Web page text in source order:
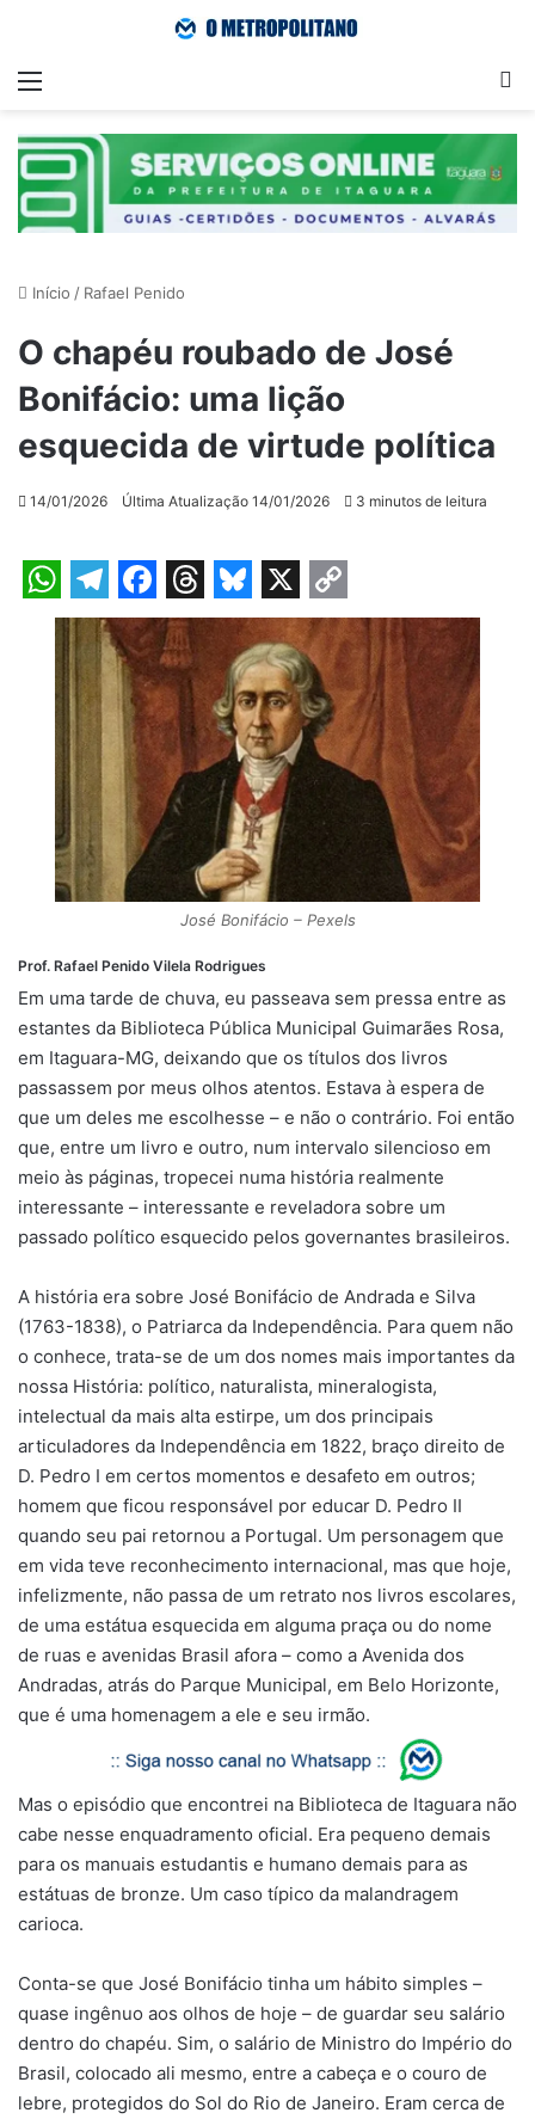
Menu
Início / Rafael Penido
O chapéu roubado de José
Bonifácio: uma lição
esquecida de virtude política
14/01/2026 Última Atualização 14/01/2026 3 minutos de leitura
W T
e
l
e
g
r
a
m
F
a
c
e
b
o
o
k
T
h
r
e
a
d
s
B
l
u
e
s
k
y
X C
o
p
y
L
n
José Bonifácio – Pexels
Prof. Rafael Penido Vilela Rodrigues
Em uma tarde de chuva, eu passeava sem pressa entre as
estantes da Biblioteca Pública Municipal Guimarães Rosa,
em Itaguara-MG, deixando que os títulos dos livros
passassem por meus olhos atentos. Estava à espera de
que um deles me escolhesse – e não o contrário. Foi então
que, entre um livro e outro, num intervalo silencioso em
meio às páginas, tropecei numa história realmente
interessante – interessante e reveladora sobre um
passado político esquecido pelos governantes brasileiros.
A história era sobre José Bonifácio de Andrada e Silva
(1763-1838), o Patriarca da Independência. Para quem não
o conhece, trata-se de um dos nomes mais importantes da
nossa História: político, naturalista, mineralogista,
intelectual da mais alta estirpe, um dos principais
articuladores da Independência em 1822, braço direito de
D. Pedro I em certos momentos e desafeto em outros;
homem que ficou responsável por educar D. Pedro II
quando seu pai retornou a Portugal. Um personagem que
em vida teve reconhecimento internacional, mas que hoje,
infelizmente, não passa de um retrato nos livros escolares,
de uma estátua esquecida em alguma praça ou do nome
de ruas e avenidas Brasil afora – como a Avenida dos
Andradas, atrás do Parque Municipal, em Belo Horizonte,
que é uma homenagem a ele e seu irmão.
Mas o episódio que encontrei na Biblioteca de Itaguara não
cabe nesse enquadramento oficial. Era pequeno demais
para os manuais estudantis e humano demais para as
estátuas de bronze. Um caso típico da malandragem
carioca.
Conta-se que José Bonifácio tinha um hábito simples –
quase ingênuo aos olhos de hoje – de guardar seu salário
dentro do chapéu. Sim, o salário de Ministro do Império do
Brasil, colocado ali mesmo, entre a cabeça e o couro de
lebre, protegidos do Sol do Rio de Janeiro. Eram cerca de